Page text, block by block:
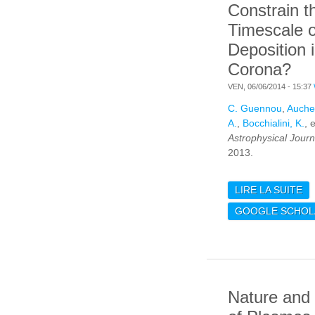
Constrain
Timescale
Deposition
Corona?
VEN, 06/06/2014 - 15:37
C. Guennou
A.
Bocchialini, K.
,
Astrophysical
2013.
LIRE LA SUITE
GOOGLE
Nature and